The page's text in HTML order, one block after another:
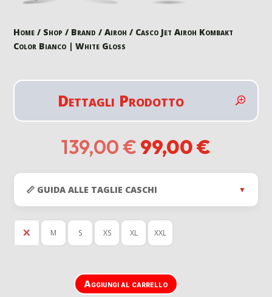
Home / Shop / Brand /Airoh / Casco Jet Airoh Kombakt
Color Bianco | White Gloss
Dettagli Prodotto
139,00 € Il
prezzo
originale
era:
139,00 €.
99,00€
attuale
99,00
📏 GUIDA ALLE TAGLIE CASCHI ▼
L M S XS XL XXL
Aggiungi al carrello